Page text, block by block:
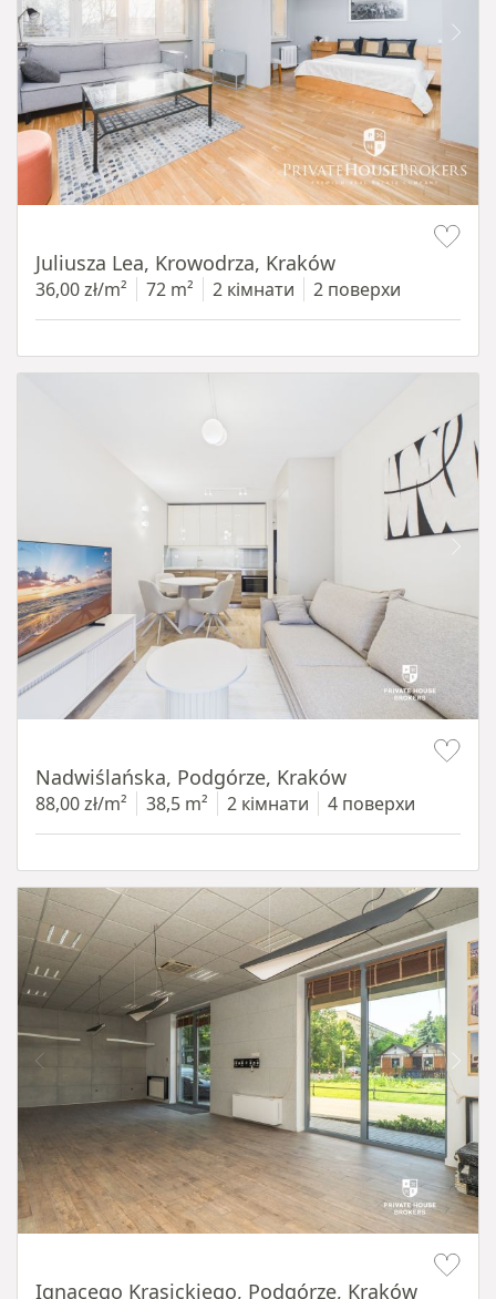
Juliusza Lea, Krowodrza, Kraków
36,00 zł/m² 72 m² 2 кімнати 2 поверхи
Nadwiślańska, Podgórze, Kraków
88,00 zł/m² 38,5 m² 2 кімнати 4 поверхи
Ignacego Krasickiego, Podgórze, Kraków